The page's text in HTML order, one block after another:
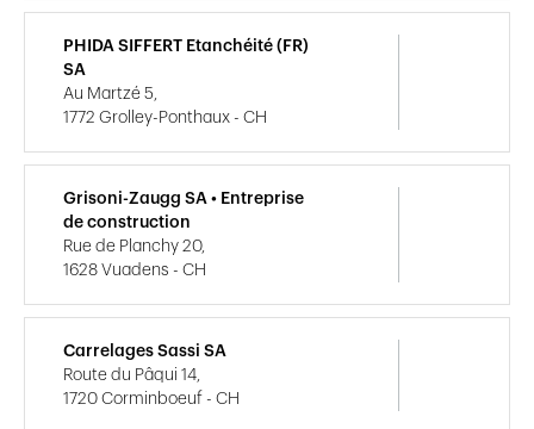
PHIDA SIFFERT Etanchéité (FR)
SA
Au Martzé 5,
1772 Grolley-Ponthaux - CH
Grisoni-Zaugg SA • Entreprise
de construction
Rue de Planchy 20,
1628 Vuadens - CH
Carrelages Sassi SA
Route du Pâqui 14,
1720 Corminboeuf - CH